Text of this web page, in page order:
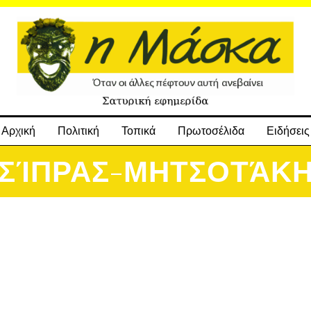
Αρχική Πολιτική Τοπικά Πρωτοσέλιδα Ειδήσεις